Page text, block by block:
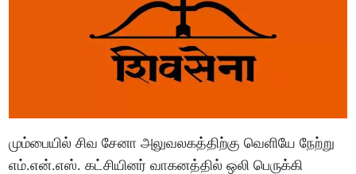
மும்பையில் சிவ சேனா அலுவலகத்திற்கு வெளியே நேற்று
எம்.என்.எஸ். கட்சியினர் வாகனத்தில் ஒலி பெருக்கி